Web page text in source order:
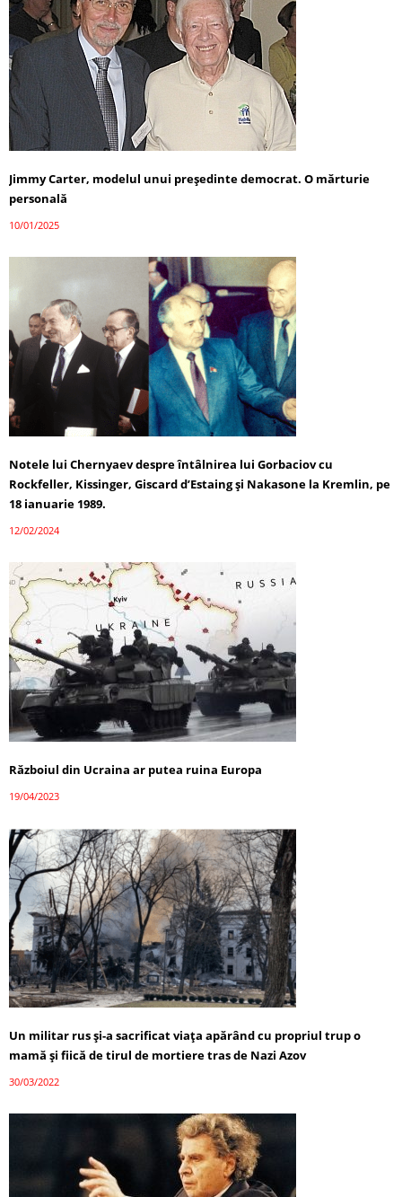
Jimmy Carter, modelul unui președinte democrat. O mărturie
personală
10/01/2025
Notele lui Chernyaev despre întâlnirea lui Gorbaciov cu
Rockfeller, Kissinger, Giscard d’Estaing și Nakasone la Kremlin, pe
18 ianuarie 1989.
12/02/2024
Războiul din Ucraina ar putea ruina Europa
19/04/2023
Un militar rus și-a sacrificat viața apărând cu propriul trup o
mamă și fiică de tirul de mortiere tras de Nazi Azov
30/03/2022